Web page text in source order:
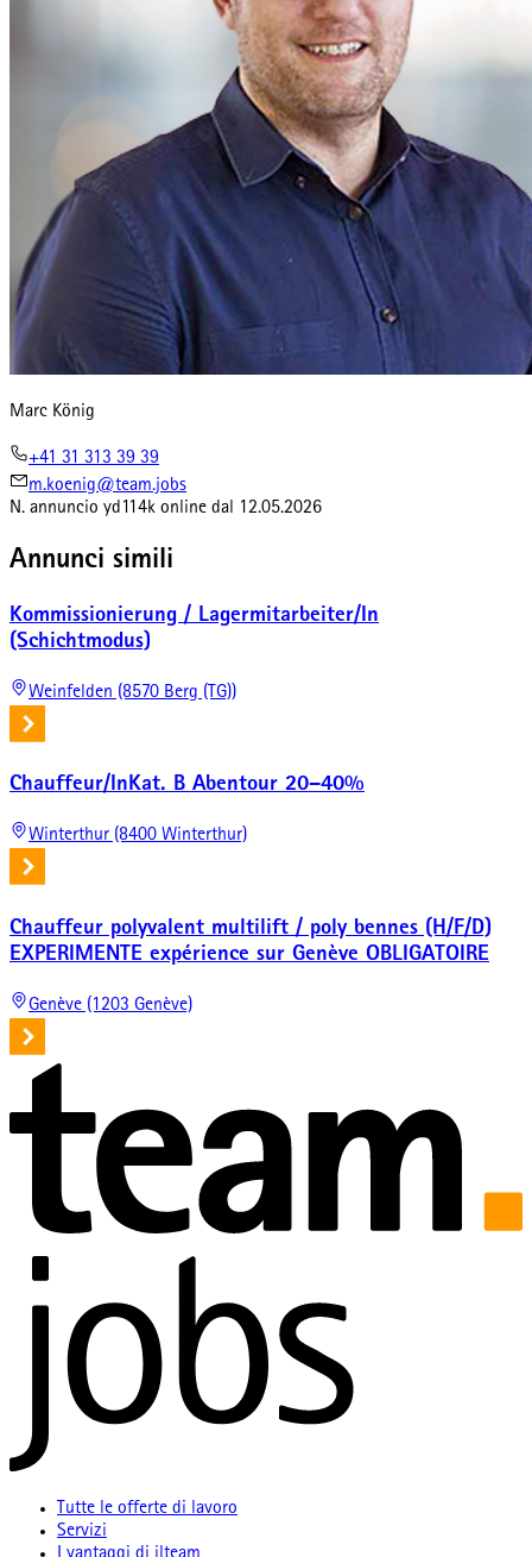
Marc König
+41 31 313 39 39
m.koenig@team.jobs
N. annuncio yd114k online dal 12.05.2026
Annunci simili
Kommissionierung / Lagermitarbeiter/In
(Schichtmodus)
Weinfelden (8570 Berg (TG))
Chauffeur/InKat. B Abentour 20–40%
Winterthur (8400 Winterthur)
Chauffeur polyvalent multilift / poly bennes (H/F/D)
EXPERIMENTE expérience sur Genève OBLIGATOIRE
Genève (1203 Genève)
Tutte le offerte di lavoro
Servizi